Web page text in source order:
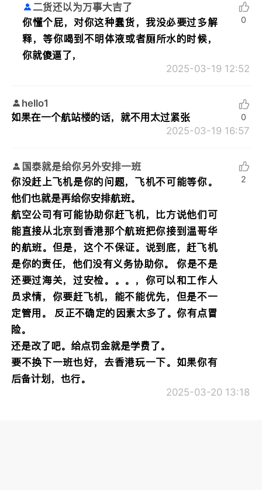
二货还以为万事大吉了
你懂个屁，对你这种蠢货，我没必要过多解
释，等你喝到不明体液或者厕所水的时候，
你就傻逼了，
2025-03-19 12:52
0
hello1
如果在一个航站楼的话，就不用太过紧张
2025-03-19 16:57
0
国泰就是给你另外安排一班
你没赶上飞机是你的问题，飞机不可能等你。
他们也就是再给你安排航班。
航空公司有可能协助你赶飞机，比方说他们可
能直接从北京到香港那个航班把你接到温哥华
的航班。但是，这个不保证。说到底，赶飞机
是你的责任，他们没有义务协助你。 你是不是
还要过海关，过安检。。。，你可以和工作人
员求情，你要赶飞机，能不能优先，但是不一
定管用。 反正不确定的因素太多了。你有点冒
险。
还是改了吧。给点罚金就是学费了。
要不换下一班也好，去香港玩一下。如果你有
后备计划，也行。
2025-03-20 13:18
2